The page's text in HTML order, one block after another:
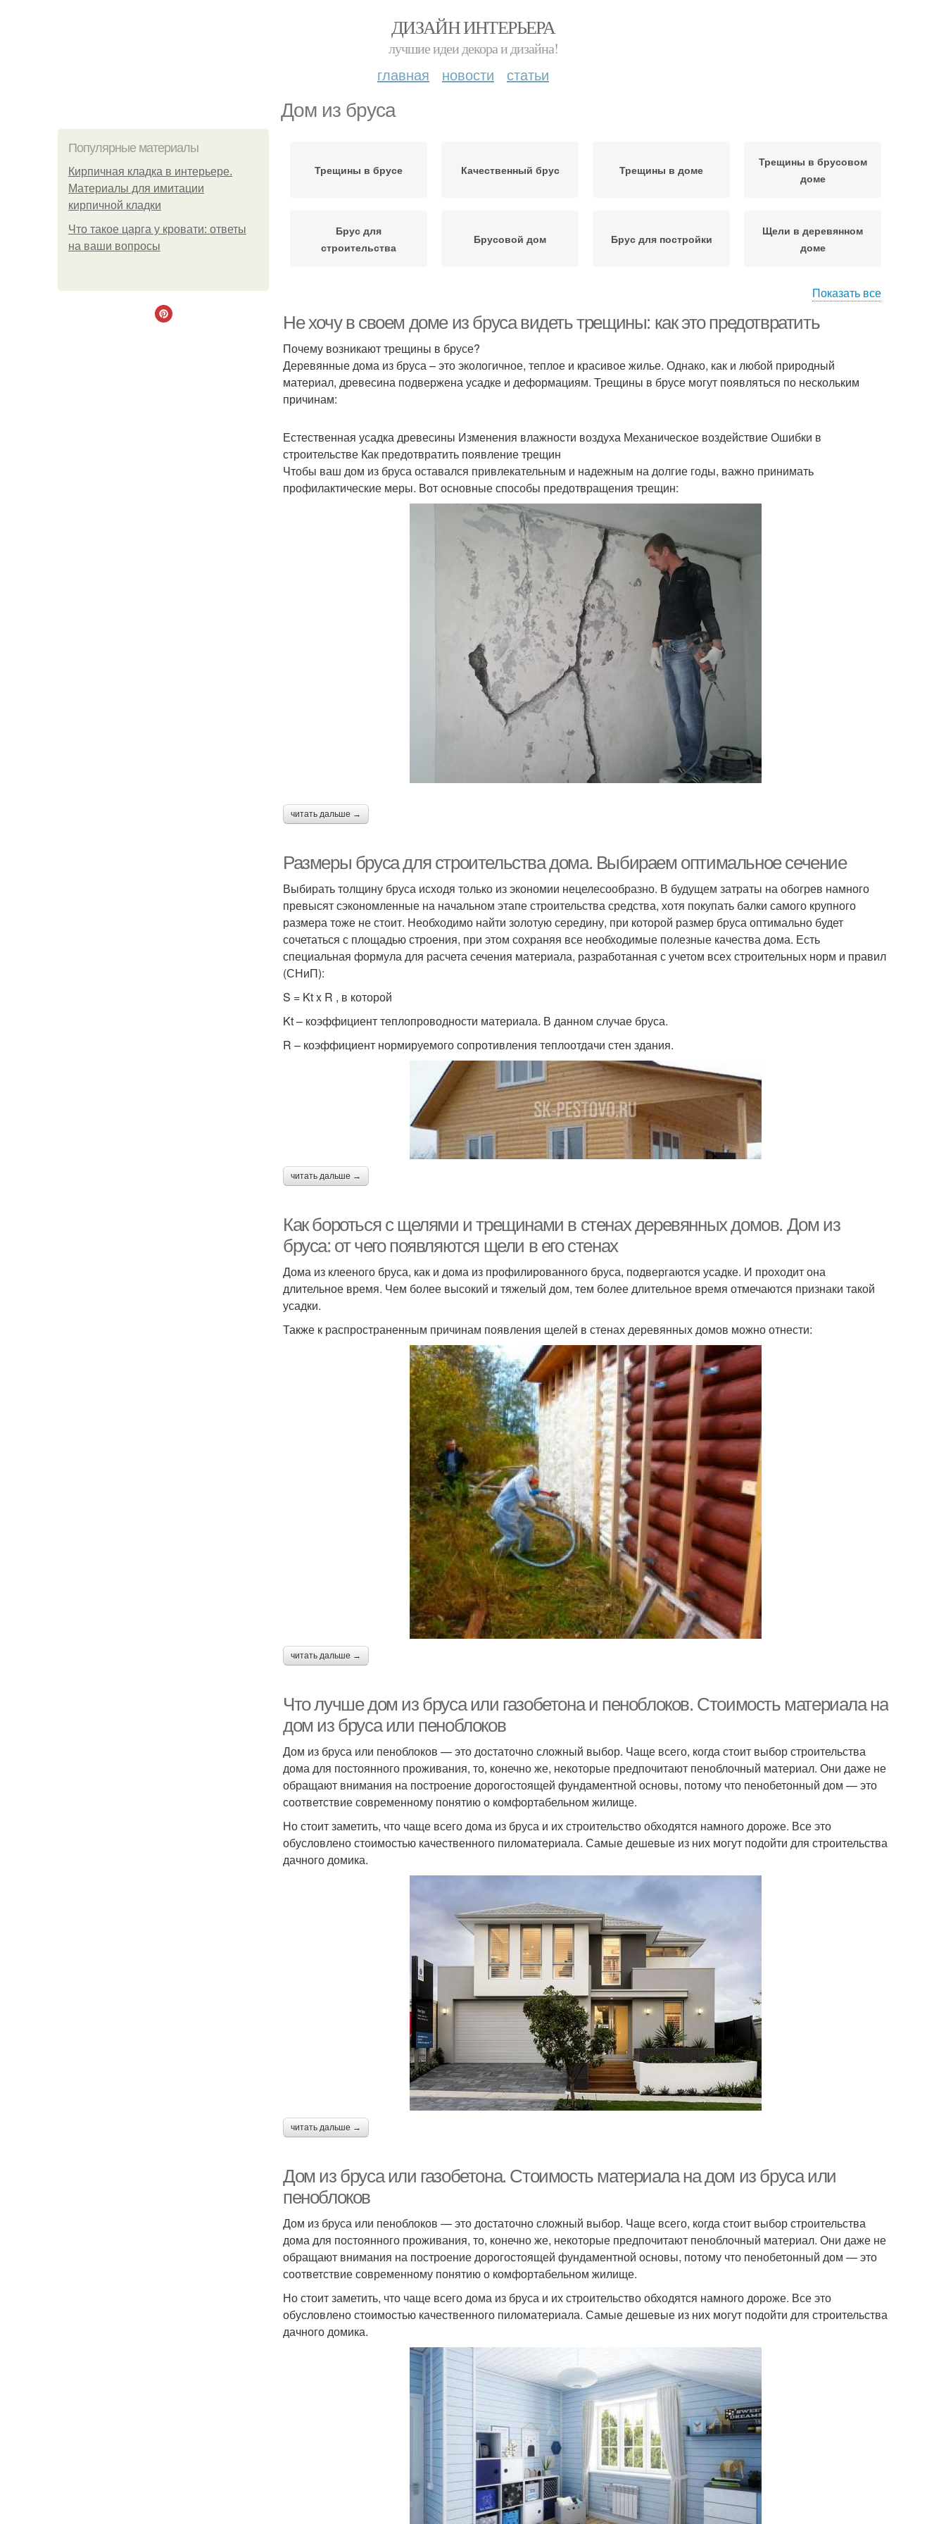
ДИЗАЙН ИНТЕРЬЕРА
лучшие идеи декора и дизайна!
главная новости статьи
Дом из бруса
Популярные материалы
Кирпичная кладка в интерьере.
Материалы для имитации
кирпичной кладки
Что такое царга у кровати: ответы
на ваши вопросы
Трещины в брусе Качественный брус Трещины в доме
Трещины в брусовом
доме
Брус для
строительства
Брусовой дом Брус для постройки
Щели в деревянном
доме
Дом из газобетона Дешевый дом Древесный брус Тёплый брус
Дом под ключ Дом из бревна Дом по закону Брус к кирпичу
Дом из газоблока
Дачный дом Руки на старый дом
Дом из бумаги Тёплый дом
Показать все
Не хочу в своем доме из бруса видеть трещины: как это предотвратить
Почему возникают трещины в брусе?
Деревянные дома из бруса – это экологичное, теплое и красивое жилье. Однако, как и любой природный
материал, древесина подвержена усадке и деформациям. Трещины в брусе могут появляться по нескольким
причинам:
Естественная усадка древесины Изменения влажности воздуха Механическое воздействие Ошибки в
строительстве Как предотвратить появление трещин
Чтобы ваш дом из бруса оставался привлекательным и надежным на долгие годы, важно принимать
профилактические меры. Вот основные способы предотвращения трещин:
читать дальше →
Размеры бруса для строительства дома. Выбираем оптимальное сечение
Выбирать толщину бруса исходя только из экономии нецелесообразно. В будущем затраты на обогрев намного
превысят сэкономленные на начальном этапе строительства средства, хотя покупать балки самого крупного
размера тоже не стоит. Необходимо найти золотую середину, при которой размер бруса оптимально будет
сочетаться с площадью строения, при этом сохраняя все необходимые полезные качества дома. Есть
специальная формула для расчета сечения материала, разработанная с учетом всех строительных норм и правил
(СНиП):
S = Kt x R , в которой
Kt – коэффициент теплопроводности материала. В данном случае бруса.
R – коэффициент нормируемого сопротивления теплоотдачи стен здания.
читать дальше →
Как бороться с щелями и трещинами в стенах деревянных домов. Дом из
бруса: от чего появляются щели в его стенах
Дома из клееного бруса, как и дома из профилированного бруса, подвергаются усадке. И проходит она
длительное время. Чем более высокий и тяжелый дом, тем более длительное время отмечаются признаки такой
усадки.
Также к распространенным причинам появления щелей в стенах деревянных домов можно отнести:
читать дальше →
Что лучше дом из бруса или газобетона и пеноблоков. Стоимость материала на
дом из бруса или пеноблоков
Дом из бруса или пеноблоков — это достаточно сложный выбор. Чаще всего, когда стоит выбор строительства
дома для постоянного проживания, то, конечно же, некоторые предпочитают пеноблочный материал. Они даже не
обращают внимания на построение дорогостоящей фундаментной основы, потому что пенобетонный дом — это
соответствие современному понятию о комфортабельном жилище.
Но стоит заметить, что чаще всего дома из бруса и их строительство обходятся намного дороже. Все это
обусловлено стоимостью качественного пиломатериала. Самые дешевые из них могут подойти для строительства
дачного домика.
читать дальше →
Дом из бруса или газобетона. Стоимость материала на дом из бруса или
пеноблоков
Дом из бруса или пеноблоков — это достаточно сложный выбор. Чаще всего, когда стоит выбор строительства
дома для постоянного проживания, то, конечно же, некоторые предпочитают пеноблочный материал. Они даже не
обращают внимания на построение дорогостоящей фундаментной основы, потому что пенобетонный дом — это
соответствие современному понятию о комфортабельном жилище.
Но стоит заметить, что чаще всего дома из бруса и их строительство обходятся намного дороже. Все это
обусловлено стоимостью качественного пиломатериала. Самые дешевые из них могут подойти для строительства
дачного домика.